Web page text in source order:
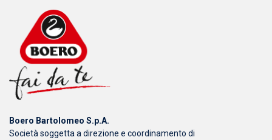
Boero Bartolomeo S.p.A.
Società soggetta a direzione e coordinamento di